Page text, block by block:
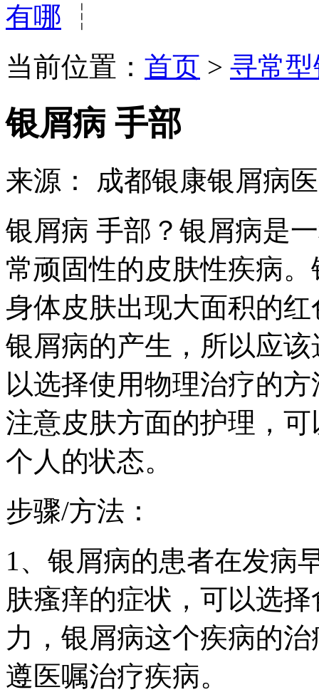
有哪 ┆
当前位置： 首页 > 寻常
银屑病 手部
来源： 成都银康银屑病
银屑病 手部？银屑病是
常顽固性的皮肤性疾病
身体皮肤出现大面积的
银屑病的产生，所以应
以选择使用物理治疗的
注意皮肤方面的护理，
个人的状态。
步骤/方法：
1、银屑病的患者在发病
肤瘙痒的症状，可以选
力，银屑病这个疾病的
遵医嘱治疗疾病。